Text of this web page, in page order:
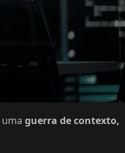
guerra de contexto,